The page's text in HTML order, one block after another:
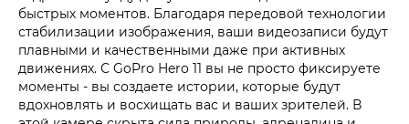
быстрых моментов. Благодаря передовой технологии
стабилизации изображения, ваши видеозаписи будут
плавными и качественными даже при активных
движениях. С GoPro Hero 11 вы не просто фиксируете
моменты - вы создаете истории, которые будут
вдохновлять и восхищать вас и ваших зрителей. В